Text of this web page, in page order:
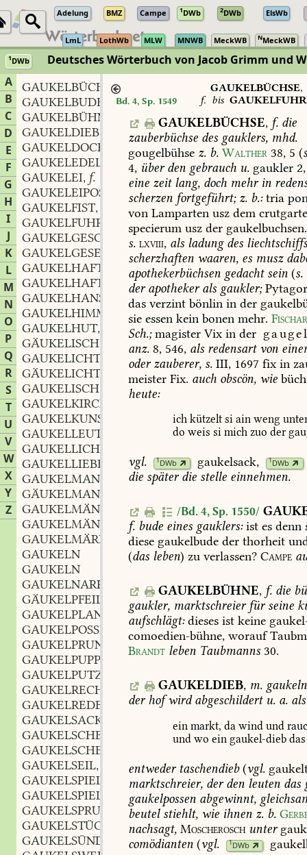
Adelung BMZ Campe 1DWb 2DWb ElsWb
LmL LothWb MLW MNWB MeckWB NMeckWB
1DWb Deutsches Wörterbuch von Jacob Grimm und
A
B
C
D
E
F
G
H
I
J
K
L
M
N
O
P
Q
R
S
T
U
V
W
X
Y
Z
GAUKELBÜCHSE,
GAUKELBUDE
GAUKELBÜHNE
GAUKELDIEB
GAUKELDOCKE
GAUKELEDELLEUTE
GAUKELEI, f.
GAUKELEIPOSSEN
GAUKELFIST,
GAUKELFUHRE
GAUKELGESCHWÄTZ n.
GAUKELGESETZ
n.
GAUKELHAFT
GAUKELHAFTIG
GAUKELHANS
GAUKELHIMMEL
m.
GAUKELHUT,
GÄUKELISCH
GAUKELICHT
GÄUKELICHT
GAUKELISCH
GAUKELKIRCHE
GAUKELKUNST
GAUKELLEUTE
GAUKELLICHT
GAUKELLIEBE
GAUKELMANN
GÄUKELMANN
GAUKELMÄNNCHEN ,n.
GAUKELMÄNNLEIN ,n.
GAUKELMÄRE
GAUKELN
GAUKELN
GAUKELNARR
GÄUKELPFEIL
GAUKELPLAN
GAUKELPOSSEN
GAUKELPRUNK
m.
GAUKELPUPPE
GAUKELPUTZ
GAUKELRECHT
GAUKELREDE
GAUKELSACK
GAUKELSCHEIN
GAUKELSCHERZEN
GAUKELSEIL,
GAUKELSPIEL
GAUKELSPIELER
m.
GAUKELSPRUNG
m.
GAUKELSTÜCK
GAUKELSÜNDE
Bd. 4, Sp. 1549
GAUKELBÜCHSE,
f. bis
GAUKELBÜCHSE, f. die
zauberbüchse des gauklers, mhd.
gougelbühse z. b. Walther 38, 5 (
4, überden gebrauch u. gaukler 2,
eine zeitlang, doch mehrin
scherzen fortgeführt;z. b.:tria
von Lamparten usz dem
specierum usz der gaukelbuchsen.
s. lxviii, als ladungdes
scherzhaften waaren, es musz
apothekerbüchsen gedachtsein (s.
derapothekerals gaukler;
das verzint bönlin in der
sie essen kein bonen mehr.
Sch.;magister Vix in der
anz. 8, 546, als redensartvon
oderzauberer, s. III, 1697 fix in
meister Fix. auch obscön, wie
heute:
ich kützelt si ain weng
do weis si mich zuo der
vgl. 1DWb gaukelsack, 1DWb
die späterdie stelle einnehmen.
/Bd. 4, Sp. 1550/
f. bude eines gauklers:ist es denn
diese gaukelbude der thorheit
(das leben) zu verlassen? Campe
GAUKELBÜHNE, f. die
gaukler, marktschreierfürseine
aufschlägt:dieses ist keine
comoedien-bühne, worauf
Brandt leben Taubmanns 30.
GAUKELDIEB, m.
derhofwirdabgeschildertu. a. als
ein markt, da wind und
und wo ein gaukel-dieb das
entwedertaschendieb(vgl.
marktschreier, derden leuten das
gaukelpossen abgewinnt,
beutelstiehlt, wie ihnen z. b.
nachsagt, Moscherosch unter
comödianten (vgl. 1DWb